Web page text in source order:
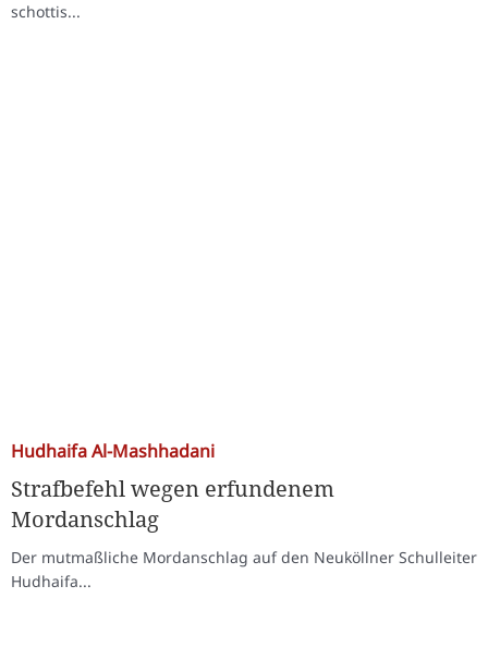
schottis...
Hudhaifa Al-Mashhadani
Strafbefehl wegen erfundenem
Mordanschlag
Der mutmaßliche Mordanschlag auf den Neuköllner Schulleiter
Hudhaifa...